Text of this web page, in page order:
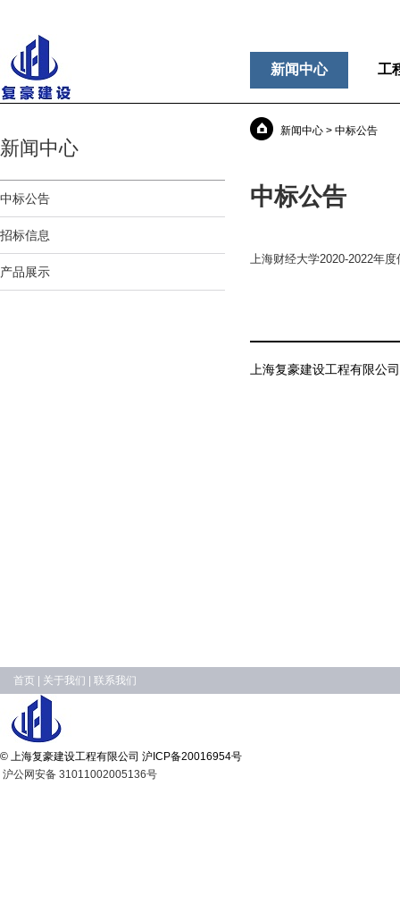
工
新闻中心
新闻中心
中标公告
招标信息
产品展示
新闻中心 > 中标公告
中标公告
上海财经大学2020-2022年
上海复豪建设工程有限公
首页 关于我们 联系我们
© 上海复豪建设工程有限公司 沪ICP备20016954号
沪公网安备 31011002005136号